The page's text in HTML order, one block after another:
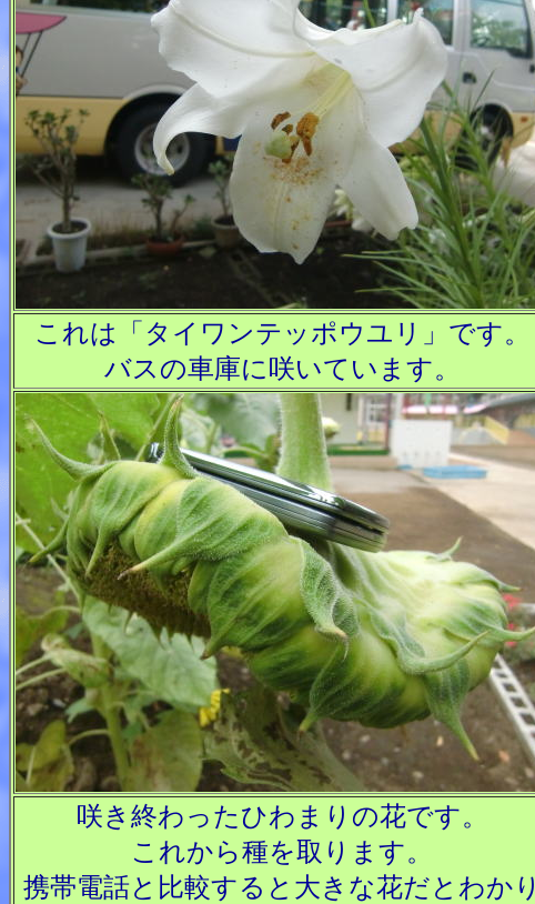
これは「タイワンテッポウユリ」です。
バスの車庫に咲いています。
咲き終わったひわまりの花です。
これから種を取ります。
携帯電話と比較すると大きな花だとわかり